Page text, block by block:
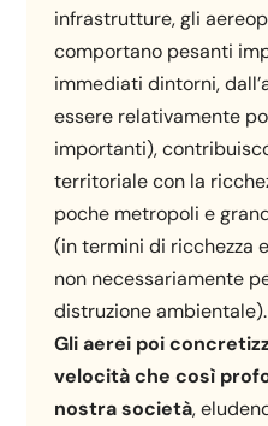
infrastrutture, gli
comportano pesanti
immediati dintorni,
essere relativamente
importanti),
territoriale con la
poche metropoli e
(in termini di ricchezza
non necessariamente
distruzione ambientale).
Gli aerei poi
velocità che così
nostra società,